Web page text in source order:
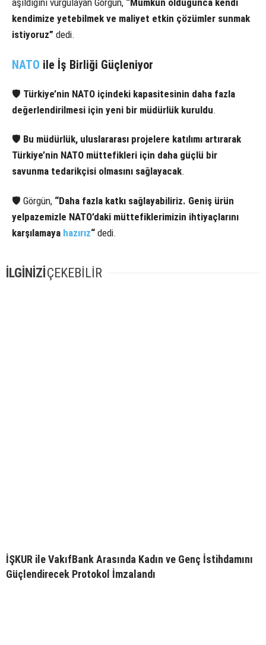
aşıldığını vurgulayan Görgün, “Mümkün olduğunca kendi
kendimize yetebilmek ve maliyet etkin çözümler sunmak
istiyoruz” dedi.
NATO ile İş Birliği Güçleniyor
🛡 Türkiye’nin NATO içindeki kapasitesinin daha fazla
değerlendirilmesi için yeni bir müdürlük kuruldu.
🛡 Bu müdürlük, uluslararası projelere katılımı artırarak
Türkiye’nin NATO müttefikleri için daha güçlü bir
savunma tedarikçisi olmasını sağlayacak.
🛡 Görgün, “Daha fazla katkı sağlayabiliriz. Geniş ürün
yelpazemizle NATO’daki müttefiklerimizin ihtiyaçlarını
karşılamaya hazırız“ dedi.
İLGİNİZİÇEKEBİLİR
İŞKUR ile VakıfBank Arasında Kadın ve Genç İstihdamını
Güçlendirecek Protokol İmzalandı